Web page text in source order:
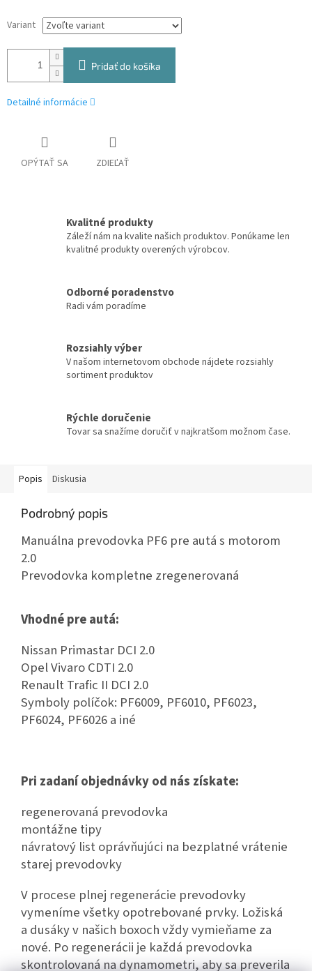
Variant
Pridať do košíka
Detailné informácie
OPÝTAŤ SA ZDIEĽAŤ
Kvalitné produkty
Záleží nám na kvalite našich produktov. Ponúkame len
kvalitné produkty overených výrobcov.
Odborné poradenstvo
Radi vám poradíme
Rozsiahly výber
V našom internetovom obchode nájdete rozsiahly
sortiment produktov
Rýchle doručenie
Tovar sa snažíme doručiť v najkratšom možnom čase.
Popis Diskusia
Podrobný popis
Manuálna prevodovka PF6 pre autá s motorom
2.0
Prevodovka kompletne zregenerovaná
Vhodné pre autá:
Nissan Primastar DCI 2.0
Opel Vivaro CDTI 2.0
Renault Trafic II DCI 2.0
Symboly políčok: PF6009, PF6010, PF6023,
PF6024, PF6026 a iné
Pri zadaní objednávky od nás získate:
regenerovaná prevodovka
montážne tipy
návratový list oprávňujúci na bezplatné vrátenie
starej prevodovky
V procese plnej regenerácie prevodovky
vymeníme všetky opotrebované prvky. Ložiská
a dusáky v našich boxoch vždy vymieňame za
nové. Po regenerácii je každá prevodovka
skontrolovaná na dynamometri, aby sa preverila